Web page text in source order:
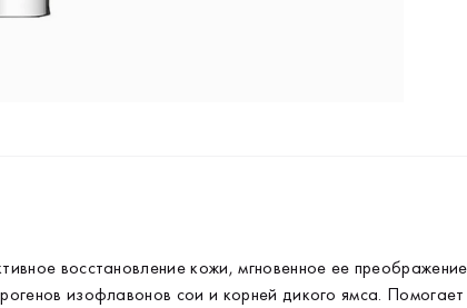
восстановление кожи, мгновенное ее
изофлавонов сои и корней дикого ямса.